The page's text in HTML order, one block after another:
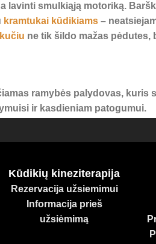
lavinti smulkiąją motoriką.
kramtukai kūdikiams –
ne tik šildo mažas
ramybės palydovas, kuris
ir kasdieniam patogumui.
Kūdikių kineziterapija
Rezervacija užsiemimui
Informacija prieš
užsiėmimą